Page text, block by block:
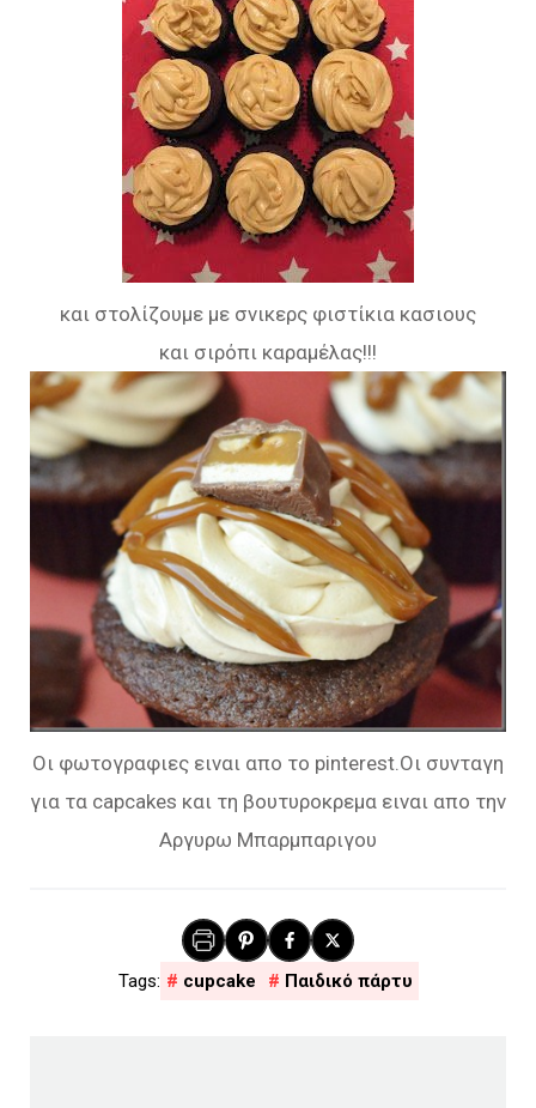
και στολίζουμε με σνικερς φιστίκια κασιους
και σιρόπι καραμέλας!!!
Οι φωτογραφιες ειναι απο το pinterest.Οι συνταγη
για τα capcakes και τη βουτυροκρεμα ειναι απο την
Αργυρω Μπαρμπαριγου
cupcake Παιδικό πάρτυ